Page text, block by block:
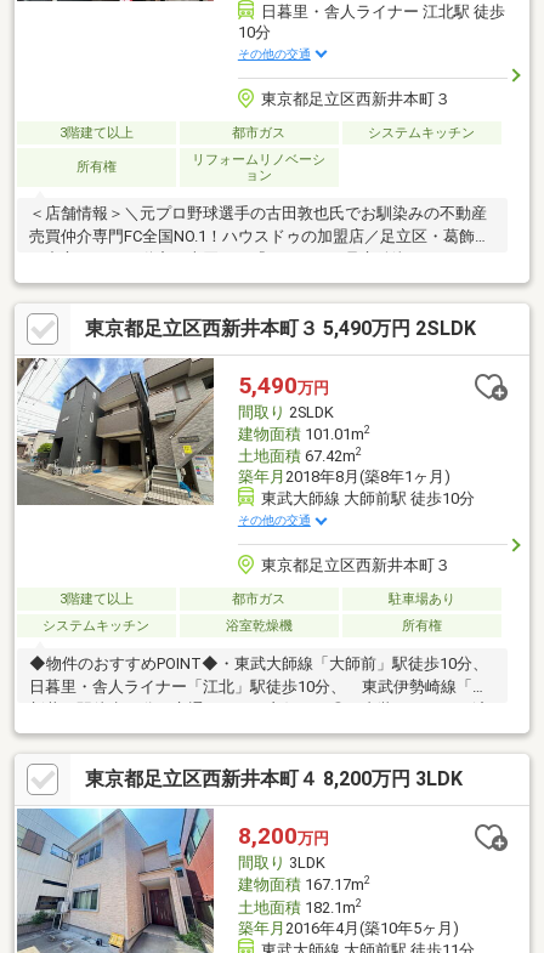
日暮里・舎人ライナー 江北駅 徒歩
10分
その他の交通
東京都足立区西新井本町３
3階建て以上 都市ガス システムキッチン
所有権
リフォームリノベーシ
ョン
＜店舗情報＞＼元プロ野球選手の古田敦也氏でお馴染みの不動産
売買仲介専門FC全国NO.1！ハウスドゥの加盟店／足立区・葛飾区
フにお任せください♪知識・経験豊富なスタッフ＆元気いっぱいの
スタッフがタッグを組んでお客様を真心サポート！お客様1人1人
のご要望に合わせて丁寧で最適なご提案をさせていただきます。
キッズスペース・駐車場完備店内広々！お子様連れのお客様も安
心して、物件探しをご相談いただけます。この機会に、ぜひ来
店・案内予約をしてください。スタッフ全員、心よりお待ちして
おります。
東京都足立区西新井本町３ 5,490万円 2SLDK
5,490万円
間取り 2SLDK
建物面積101.01m2
土地面積67.42m2
築年月 2018年8月(築8年1ヶ月)
東武大師線 大師前駅 徒歩10分
その他の交通
東京都足立区西新井本町３
3階建て以上 都市ガス
駐車場あり
システムキッチン
浴室乾燥機 所有権
◆物件のおすすめPOINT◆・東武大師線「大師前」駅徒歩10分、
日暮里・舎人ライナー「江北」駅徒歩10分、 東武伊勢崎線「西
み◎きれいな部屋で新生活が送れます♪・２階のリビングはワンフ
ロアを贅沢に使った広々とした空間です！・ビルトインガレージ
付き！・全居室収納付き！収納力の高い約3.5帖のウォークインク
ローゼットも付いてます◎◆周辺環境の特徴◆・「西新井小学
校」「第五中学校」が近くにあり、お子様の通学にも安心♪・スー
パーやコンビニ、ドラッグストア、ホームセンターなど、買い物
施設が徒歩圏内にあり住環境良好です◎
東京都足立区西新井本町４ 8,200万円 3LDK
8,200万円
間取り 3LDK
建物面積167.17m2
土地面積182.1m2
築年月 2016年4月(築10年5ヶ月)